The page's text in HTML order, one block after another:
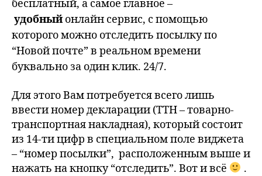
бесплатный, а самое главное –
удобныйонлайн сервис, с помощью
которого можно отследить посылку по
“Новой почте” в реальном времени
буквально за один клик. 24/7.
Для этого Вам потребуется всего лишь
ввести номер декларации (ТТН – товарно-
транспортная накладная), который состоит
из 14-ти цифр в специальном поле виджета
– “номер посылки”, расположенным выше и
нажать на кнопку “отследить”. Вот и всё
.